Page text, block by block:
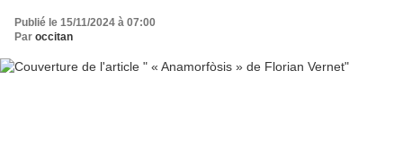
Publié le 15/11/2024 à 07:00
Par occitan